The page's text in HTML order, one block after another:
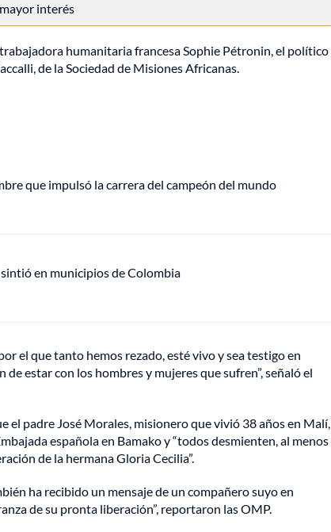
interés
humanitaria francesa Sophie Pétronin, el político
de la Sociedad de Misiones Africanas.
que impulsó la carrera del campeón del mundo
en municipios de Colombia
el que tanto hemos rezado, esté vivo y sea testigo en
estar con los hombres y mujeres que sufren”, señaló el
el padre José Morales, misionero que vivió 38 años en Malí,
española en Bamako y “todos desmienten, al menos
de la hermana Gloria Cecilia”.
ha recibido un mensaje de un compañero suyo en
de su pronta liberación”, reportaron las OMP.